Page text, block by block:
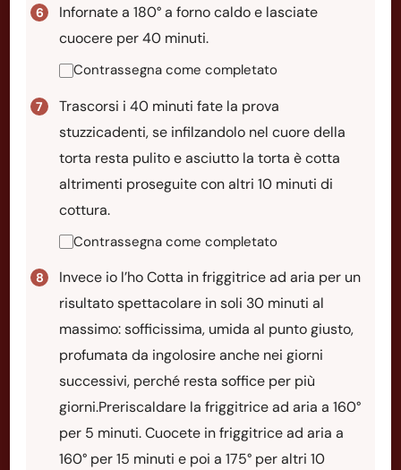
Infornate a 180° a forno caldo e lasciate
cuocere per 40 minuti.
Contrassegna come completato
Trascorsi i 40 minuti fate la prova
stuzzicadenti, se infilzandolo nel cuore della
torta resta pulito e asciutto la torta è cotta
altrimenti proseguite con altri 10 minuti di
cottura.
Contrassegna come completato
Invece io l’ho Cotta in friggitrice ad aria per un
risultato spettacolare in soli 30 minuti al
massimo: sofficissima, umida al punto giusto,
profumata da ingolosire anche nei giorni
successivi, perché resta soffice per più
giorni.Preriscaldare la friggitrice ad aria a 160°
per 5 minuti. Cuocete in friggitrice ad aria a
160° per 15 minuti e poi a 175° per altri 10